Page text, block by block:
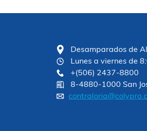
Desamparados de
Lunes a viernes de
+(506) 2437-8800
8-4880-1000 San